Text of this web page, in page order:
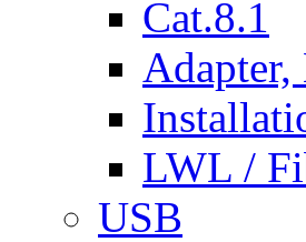
Cat.8.1
LWL /
USB